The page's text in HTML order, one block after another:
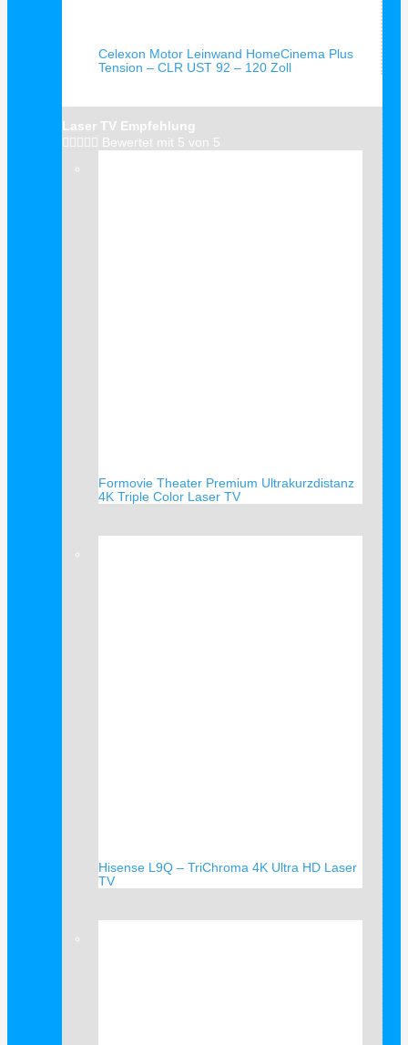
Celexon Motor Leinwand HomeCinema Plus
Tension – CLR UST 92 – 120 Zoll
Laser TV Empfehlung
     Bewertet mit 5 von 5
Formovie Theater Premium Ultrakurzdistanz
4K Triple Color Laser TV
Hisense L9Q – TriChroma 4K Ultra HD Laser
TV